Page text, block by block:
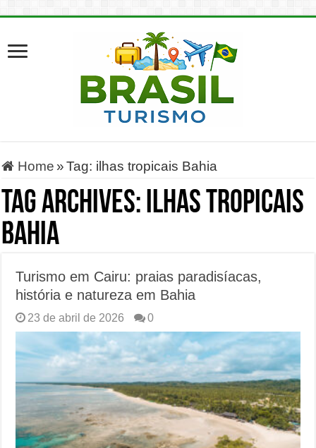
Home » Tag: ilhas tropicais Bahia
Tag Archives: ilhas tropicais
Bahia
Turismo em Cairu: praias paradisíacas,
história e natureza em Bahia
23 de abril de 2026 0